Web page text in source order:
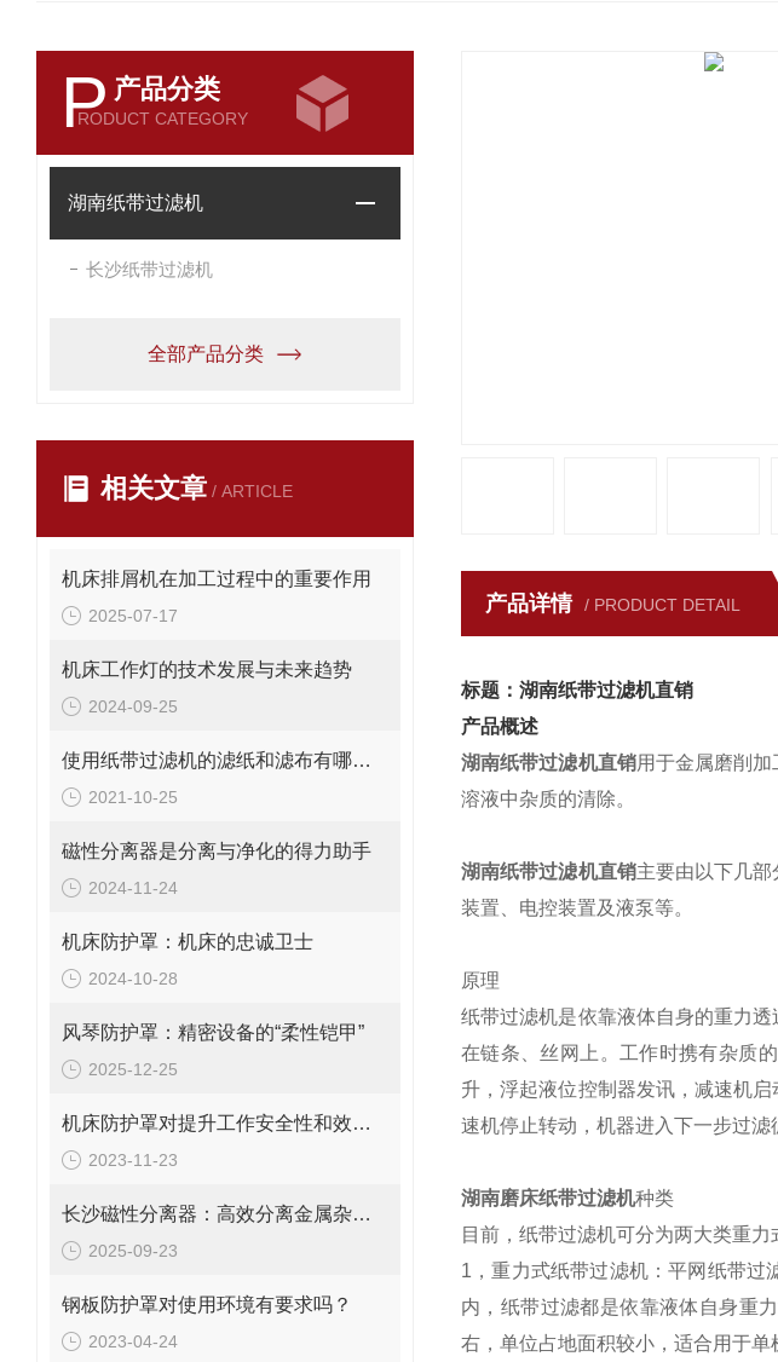
P 产品分类
RODUCT CATEGORY
湖南纸带过滤机
长沙纸带过滤机
全部产品分类
相关文章 / ARTICLE
机床排屑机在加工过程中的重要作用
2025-07-17
机床工作灯的技术发展与未来趋势
2024-09-25
使用纸带过滤机的滤纸和滤布有哪些不同
2021-10-25
磁性分离器是分离与净化的得力助手
2024-11-24
机床防护罩：机床的忠诚卫士
2024-10-28
风琴防护罩：精密设备的“柔性铠甲”
2025-12-25
机床防护罩对提升工作安全性和效率的重要性探究
2023-11-23
长沙磁性分离器：高效分离金属杂质的理想设备
2025-09-23
钢板防护罩对使用环境有要求吗？
2023-04-24
产品详情 / PRODUCT DETAIL
标题：湖南纸带过滤机直销
产品概述
湖南纸带过滤机直销用于金属磨削
溶液中杂质的清除。
湖南纸带过滤机直销主要由以下几
装置、电控装置及液泵等。
原理
纸带过滤机是依靠液体自身的重力
在链条、丝网上。工作时携有杂质
升，浮起液位控制器发讯，减速机
速机停止转动，机器进入下一步过滤
湖南磨床纸带过滤机种类
目前，纸带过滤机可分为两大类重
1，重力式纸带过滤机：平网纸带过
内，纸带过滤都是依靠液体自身重
右，单位占地面积较小，适合用于单